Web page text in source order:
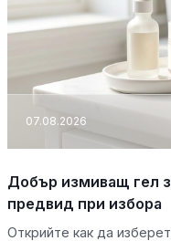
07.08.2026
Добър измиващ гел
предвид при избора
Открийте как да